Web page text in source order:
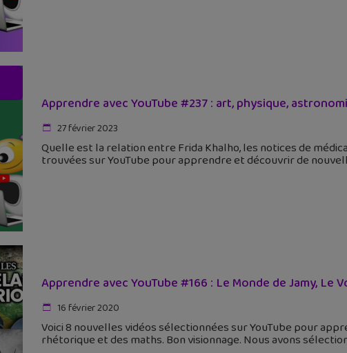
Apprendre avec YouTube #237 : art, physique,
27 février 2023
Quelle est la relation entre Frida Khalho, les notices de
trouvées sur YouTube pour apprendre et découvrir de
Apprendre avec YouTube #166 : Le Monde de Jamy,
16 février 2020
Voici 8 nouvelles vidéos sélectionnées sur YouTube pour
rhétorique et des maths. Bon visionnage. Nous avons